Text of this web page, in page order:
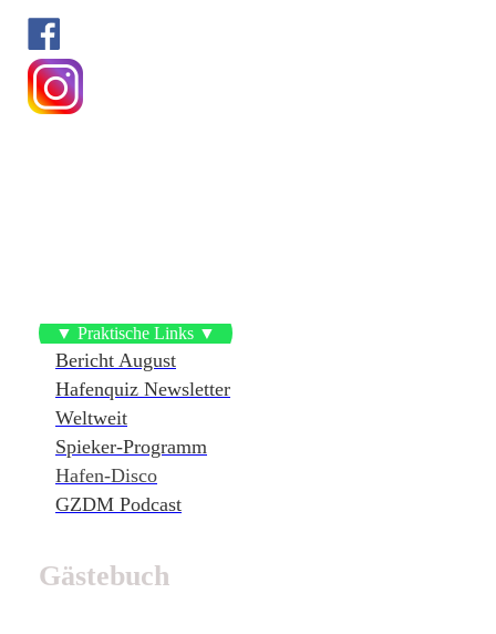
▼ Praktische Links ▼
Bericht August
Hafenquiz Newsletter
Weltweit
Spieker-Programm
Hafen-Disco
GZDM Podcast
Gästebuch